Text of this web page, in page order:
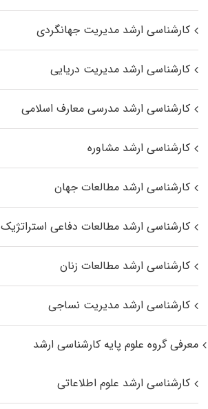
کارشناسی ارشد مدیریت جهانگردی
کارشناسی ارشد مدیریت دریایی
کارشناسی ارشد مدرسی معارف اسلامی
کارشناسی ارشد مشاوره
کارشناسی ارشد مطالعات جهان
کارشناسی ارشد مطالعات دفاعی استراتژیک
کارشناسی ارشد مطالعات زنان
کارشناسی ارشد مدیریت نساجی
معرفی گروه علوم پایه کارشناسی ارشد
کارشناسی ارشد علوم اطلاعاتی